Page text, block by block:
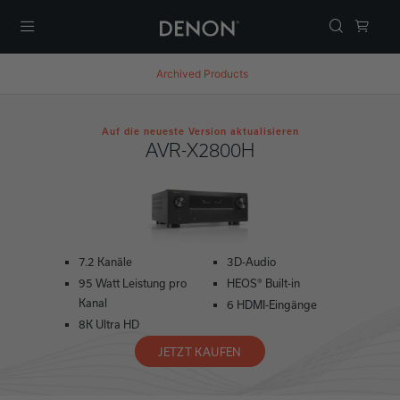
Archived Products
Auf die neueste Version aktualisieren
AVR-X2800H
7.2 Kanäle
95 Watt Leistung pro
Kanal
8K Ultra HD
3D-Audio
HEOS® Built-in
6 HDMI-Eingänge
JETZT KAUFEN